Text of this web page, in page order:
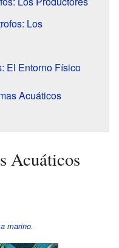
Los
El Entorno Físico
Acuáticos
Acuáticos
marino.